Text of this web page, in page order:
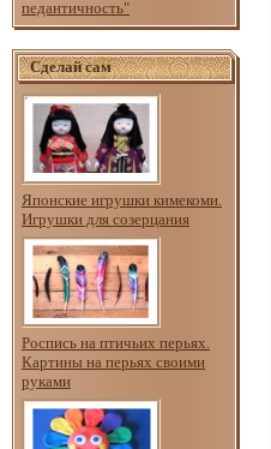
педантичность"
Сделай сам
Японские игрушки кимекоми.
Игрушки для созерцания
Роспись на птичьих перьях.
Картины на перьях своими
руками